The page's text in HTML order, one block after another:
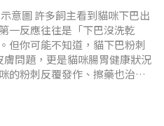
意圖 許多飼主看到貓咪下巴出
一反應往往是「下巴沒洗乾
但你可能不知道，貓下巴粉刺
膚問題，更是貓咪腸胃健康狀況
的粉刺反覆發作、擦藥也治不
胃」有關傳統觀念認為貓粉刺
但臨床發現，腸胃負擔過重